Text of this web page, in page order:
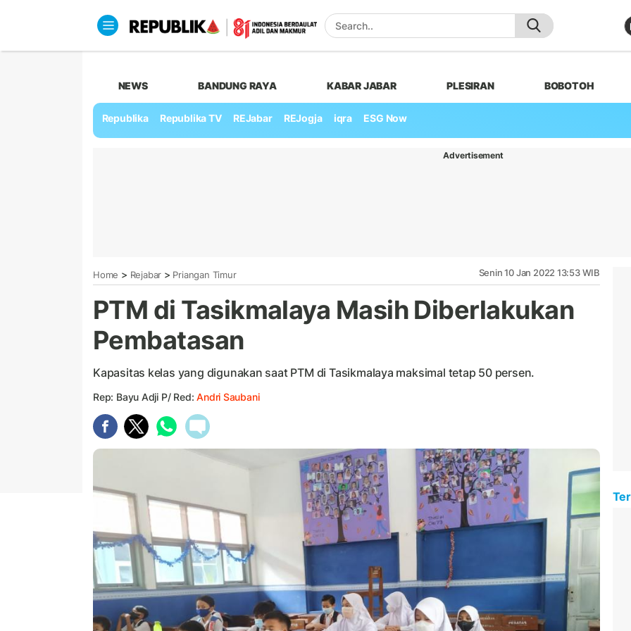
NEWS BANDUNG RAYA KABAR JABAR PLESIRAN BOBOTOH
Republika Republika TV REJabar REJogja iqra ESG Now
Advertisement
Home > Rejabar > Priangan Timur Senin 10 Jan 2022 13:53 WIB
PTM di Tasikmalaya Masih Diberlakukan
Pembatasan
Kapasitas kelas yang digunakan saat PTM di Tasikmalaya maksimal tetap 50 persen.
Rep: Bayu Adji P/ Red:Andri Saubani